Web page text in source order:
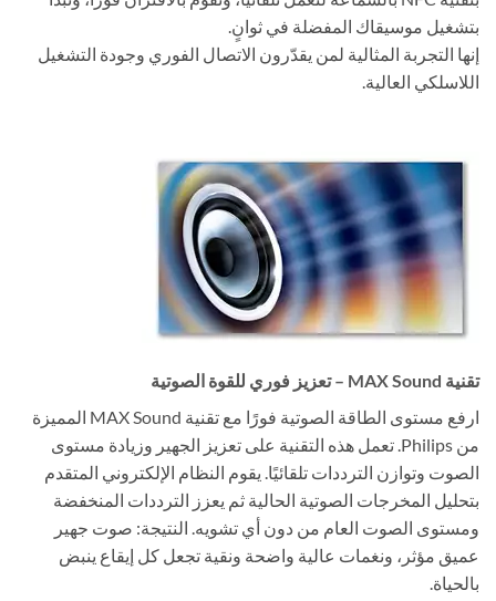
بتشغيل موسيقاك المفضلة في ثوانٍ.
إنها التجربة المثالية لمن يقدّرون الاتصال الفوري وجودة التشغيل
اللاسلكي العالية.
تقنية MAX Sound – تعزيز فوري للقوة الصوتية
ارفع مستوى الطاقة الصوتية فورًا مع تقنية MAX Sound المميزة
من Philips. تعمل هذه التقنية على تعزيز الجهير وزيادة مستوى
الصوت وتوازن الترددات تلقائيًا. يقوم النظام الإلكتروني المتقدم
بتحليل المخرجات الصوتية الحالية ثم يعزز الترددات المنخفضة
ومستوى الصوت العام من دون أي تشويه. النتيجة: صوت جهير
عميق مؤثر، ونغمات عالية واضحة ونقية تجعل كل إيقاع ينبض
بالحياة.